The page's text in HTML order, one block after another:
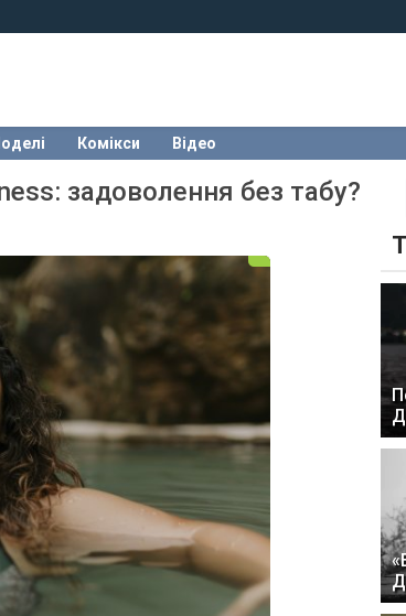
Комікси Відео
задоволення без табу?